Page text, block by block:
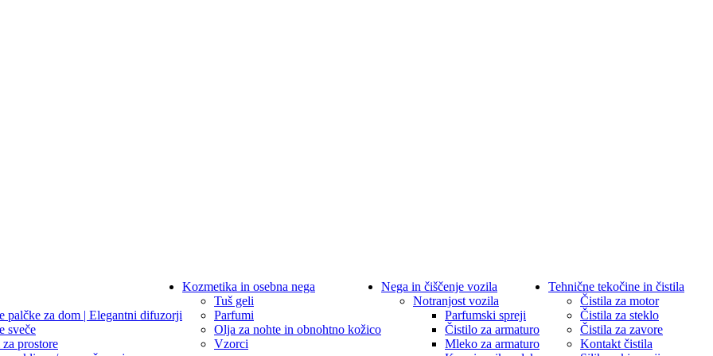
palčke za dom | Elegantni difuzorji
sveče
za prostore
Kozmetika in osebna nega
Tuš geli
Parfumi
Olja za nohte in obnohtno kožico
Vzorci
Nega in čiščenje vozila
Notranjost vozila
Parfumski spreji
Čistilo za armaturo
Mleko za armaturo
Tehnične tekočine in čistila
Čistila za motor
Čistila za steklo
Čistila za zavore
Kontakt čistila